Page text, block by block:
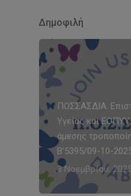
Δημοφιλή
ΠΟΣΣΑΣΔΙΑ:
Υγείας και ΕΟΠΥΥ
άμεσης
Β’5395/09-10-
3 Νοεμβρίου,